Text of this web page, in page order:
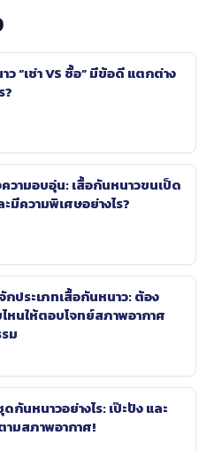
ว “เช่า VS ซื้อ” มีข้อดี แตกต่าง
?
วามอบอุ่น: เสื้อกันหนาวขนเป็ด
ะมีความพิเศษอย่างไร?
กประเภทเสื้อกันหนาว: ต้อง
หนให้ตอบโจทย์สภาพอากาศ
ม
ดกันหนาวอย่างไร: เป๊ะปัง และ
ามสภาพอากาศ!